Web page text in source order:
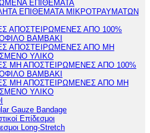
ΕΠΙΘΕΜΑΤΑ
ΕΠΙΘΕΜΑΤΑ ΜΙΚΡΟΤΡΑΥΜΑΤΩΝ
ΑΠΟΣΤΕΙΡΩΜΕΝΕΣ ΑΠΟ 100%
ΒΑΜΒΑΚΙ
ΑΠΟΣΤΕΙΡΩΜΕΝΕΣ ΑΠΟ ΜΗ
ΥΛΙΚΟ
ΜΗ ΑΠΟΣΤΕΙΡΩΜΕΝΕΣ ΑΠΟ 100%
ΒΑΜΒΑΚΙ
ΜΗ ΑΠΟΣΤΕΙΡΩΜΕΝΕΣ ΑΠΟ ΜΗ
ΥΛΙΚΟ
Gauze Bandage
Επίδεσμοι
Long-Stretch